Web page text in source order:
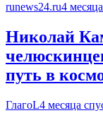
runews24.ru4
Николай
путь в
ГлагоL4 месяца